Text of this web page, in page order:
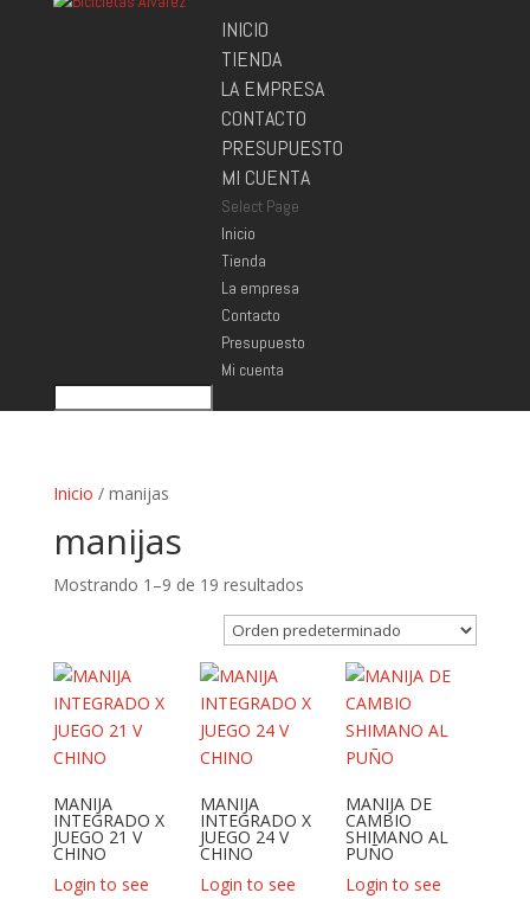
INICIO
TIENDA
LA EMPRESA
CONTACTO
PRESUPUESTO
MI CUENTA
Select Page
Inicio
Tienda
La empresa
Contacto
Presupuesto
Mi cuenta
Inicio / manijas
manijas
Mostrando 1–9 de 19 resultados
MANIJA
INTEGRADO X
JUEGO 21 V
CHINO
Login to see
MANIJA
INTEGRADO X
JUEGO 24 V
CHINO
Login to see
MANIJA DE
CAMBIO
SHIMANO AL
PUÑO
Login to see